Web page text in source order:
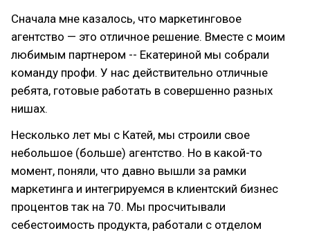
Сначала мне казалось, что маркетинговое
агентство — это отличное решение. Вместе с моим
любимым партнером -- Екатериной мы собрали
команду профи. У нас действительно отличные
ребята, готовые работать в совершенно разных
нишах.
Несколько лет мы с Катей, мы строили свое
небольшое (больше) агентство. Но в какой-то
момент, поняли, что давно вышли за рамки
маркетинга и интегрируемся в клиентский бизнес
процентов так на 70. Мы просчитывали
себестоимость продукта, работали с отделом